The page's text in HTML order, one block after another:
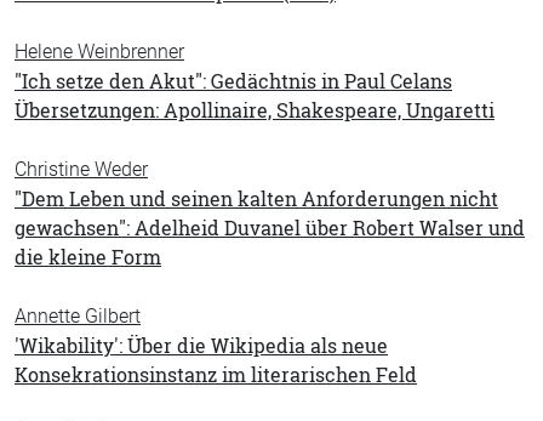
Helene Weinbrenner
"Ich setze den Akut": Gedächtnis in Paul Celans
Übersetzungen: Apollinaire, Shakespeare, Ungaretti
Christine Weder
"Dem Leben und seinen kalten Anforderungen nicht
gewachsen": Adelheid Duvanel über Robert Walser und
die kleine Form
Annette Gilbert
'Wikability': Über die Wikipedia als neue
Konsekrationsinstanz im literarischen Feld